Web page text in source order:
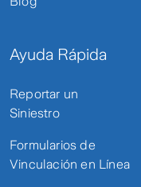
Ayuda Rápida
Reportar un
Siniestro
Formularios de
Vinculación en Línea